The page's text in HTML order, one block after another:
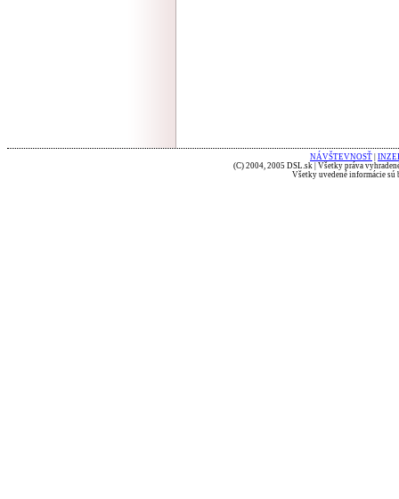
NÁVŠTEVNOSŤ
(C) 2004, 2005 DSL.sk | Všetky práva
Všetky uvedené informácie sú